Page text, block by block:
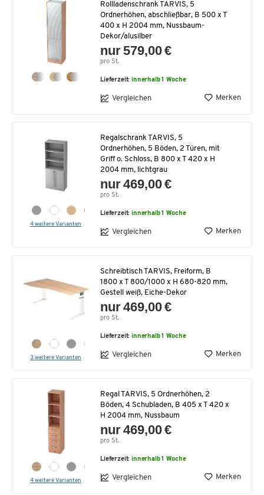
Rollladenschrank TARVIS, 5
Ordnerhöhen, abschließbar, B 500 x T
400 x H 2004 mm, Nussbaum-
Dekor/alusilber
nur 579,00 €
pro St.
Lieferzeit:innerhalb 1 Woche
Vergleichen Merken
4 weitere Varianten
Regalschrank TARVIS, 5
Ordnerhöhen, 5 Böden, 2 Türen, mit
Griff o. Schloss, B 800 x T 420 x H
2004 mm, lichtgrau
nur 469,00 €
pro St.
Lieferzeit:innerhalb 1 Woche
Vergleichen Merken
3 weitere Varianten
Schreibtisch TARVIS, Freiform, B
1800 x T 800/1000 x H 680-820 mm,
Gestell weiß, Eiche-Dekor
nur 469,00 €
pro St.
Lieferzeit:innerhalb 1 Woche
Vergleichen Merken
4 weitere Varianten
Regal TARVIS, 5 Ordnerhöhen, 2
Böden, 4 Schubladen, B 405 x T 420 x
H 2004 mm, Nussbaum
nur 469,00 €
pro St.
Lieferzeit:innerhalb 1 Woche
Vergleichen Merken